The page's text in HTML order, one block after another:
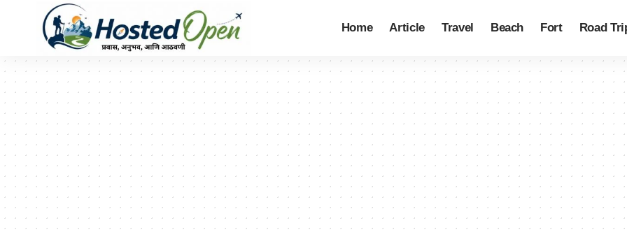
Home Article Travel Beach Fort Road